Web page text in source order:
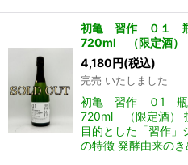
初亀 習作 ０１
720ml （限定酒）
4,180円(税込)
完売 いたしました
初亀 習作 ０1 瓶
720ml （限定酒）
目的とした「習作」
の特徴 発酵由来の